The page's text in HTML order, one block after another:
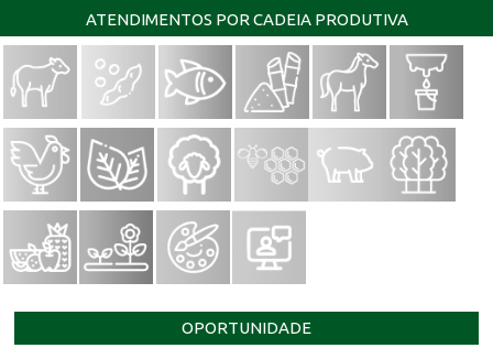
ATENDIMENTOS POR CADEIA PRODUTIVA
OPORTUNIDADE